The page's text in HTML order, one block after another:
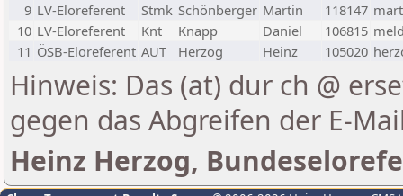
9 LV-Eloreferent Stmk Schönberger Martin 118147
10 LV-Eloreferent Knt Knapp Daniel 106815
11 ÖSB-Eloreferent AUT Herzog Heinz 105020
Hinweis: Das (at) dur ch @
gegen das Abgreifen der E-
Heinz Herzog,